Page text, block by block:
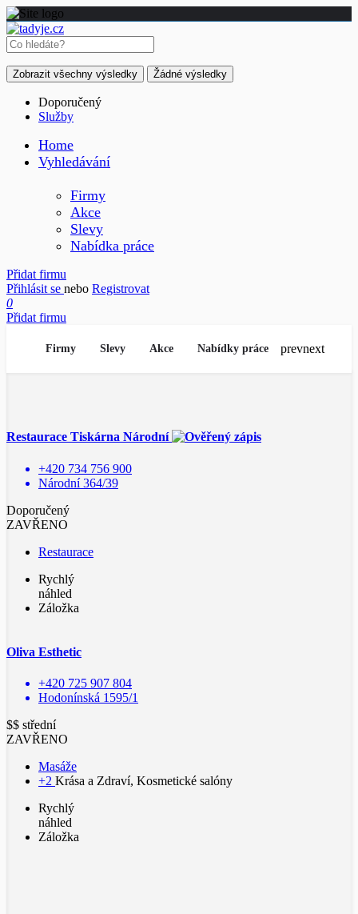
Zobrazit všechny výsledky Žádné výsledky
Doporučený
Služby
Home
Vyhledávání
Firmy
Akce
Slevy
Nabídka práce
Přidat firmu
Přihlásit se nebo Registrovat
0
Přidat firmu
Firmy Slevy Akce Nabídky práce prevnext
Restaurace Tiskárna Národní
+420 734 756 900
Národní 364/39
Doporučený
ZAVŘENO
Restaurace
Rychlý
náhled
Záložka
Oliva Esthetic
+420 725 907 804
Hodonínská 1595/1
$$ střední
ZAVŘENO
Masáže
+2 Krása a Zdraví, Kosmetické salóny
Rychlý
náhled
Záložka